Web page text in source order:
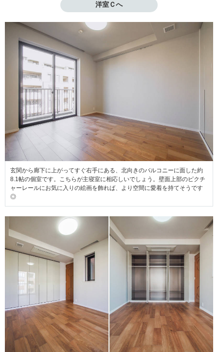
洋室Ｃへ
玄関から廊下に上がってすぐ右手にある、北向きのバルコニーに面した約
8.1帖の個室です。こちらが主寝室に相応しいでしょう。壁面上部のピクチ
ャーレールにお気に入りの絵画を飾れば、より空間に愛着を持てそうです
◎